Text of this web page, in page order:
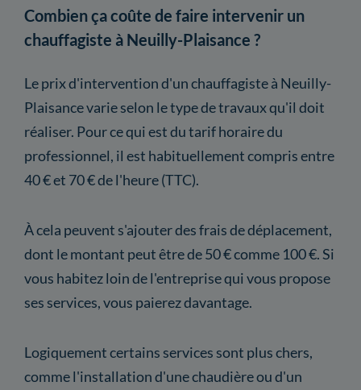
Combien ça coûte de faire intervenir un
chauffagiste à Neuilly-Plaisance ?
Le prix d'intervention d'un chauffagiste à Neuilly-
Plaisance varie selon le type de travaux qu'il doit
réaliser. Pour ce qui est du tarif horaire du
professionnel, il est habituellement compris entre
40 € et 70 € de l'heure (TTC).
À cela peuvent s'ajouter des frais de déplacement,
dont le montant peut être de 50 € comme 100 €. Si
vous habitez loin de l'entreprise qui vous propose
ses services, vous paierez davantage.
Logiquement certains services sont plus chers,
comme l'installation d'une chaudière ou d'un